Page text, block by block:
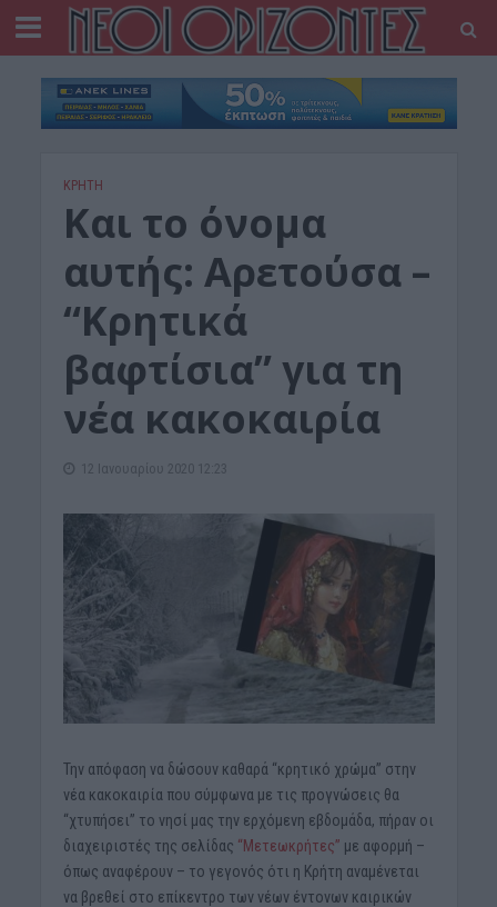
ΚΡΗΤΗ
Και το όνομα
αυτής: Αρετούσα –
“Κρητικά
βαφτίσια” για τη
νέα κακοκαιρία
12 Ιανουαρίου 2020 12:23
Την απόφαση να δώσουν καθαρά “κρητικό χρώμα” στην
νέα κακοκαιρία που σύμφωνα με τις προγνώσεις θα
“χτυπήσει” το νησί μας την ερχόμενη εβδομάδα, πήραν οι
διαχειριστές της σελίδας “Μετεωκρήτες” με αφορμή –
όπως αναφέρουν – το γεγονός ότι η Κρήτη αναμένεται
να βρεθεί στο επίκεντρο των νέων έντονων καιρικών